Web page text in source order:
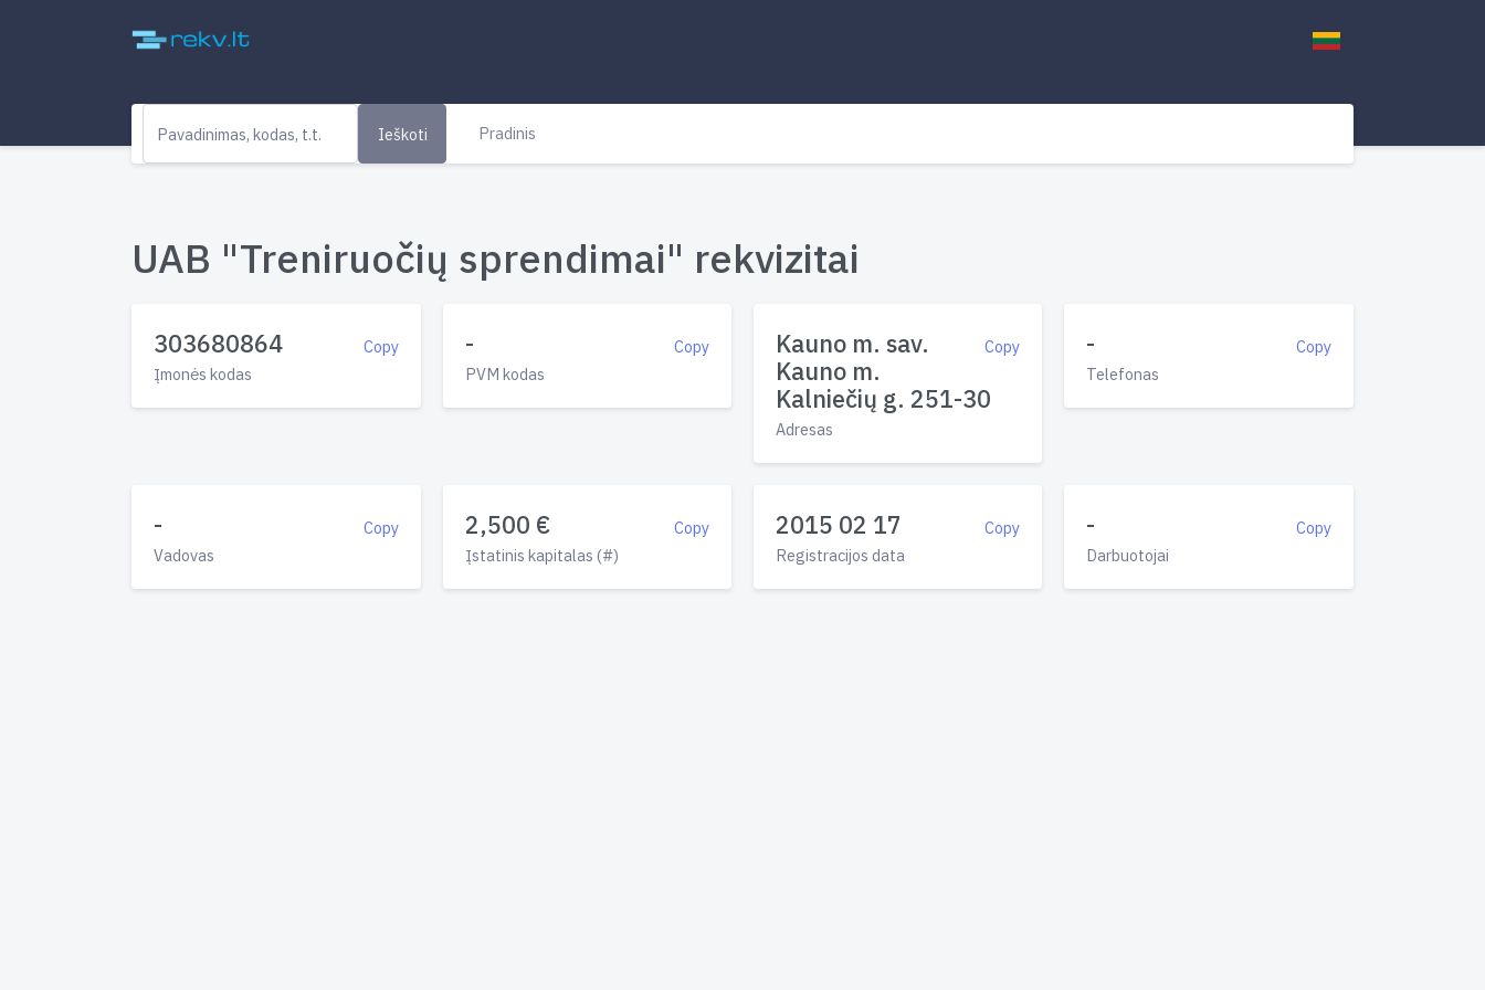
Ieškoti Pradinis
UAB "Treniruočių sprendimai" rekvizitai
Copy
303680864
Įmonės kodas
Copy
-
PVM kodas
Copy
Kauno m. sav.
Kauno m.
Kalniečių g. 251-30
Adresas
Copy
-
Telefonas
Copy
-
Vadovas
Copy
2,500 €
Įstatinis kapitalas (#)
Copy
2015 02 17
Registracijos data
Copy
-
Darbuotojai